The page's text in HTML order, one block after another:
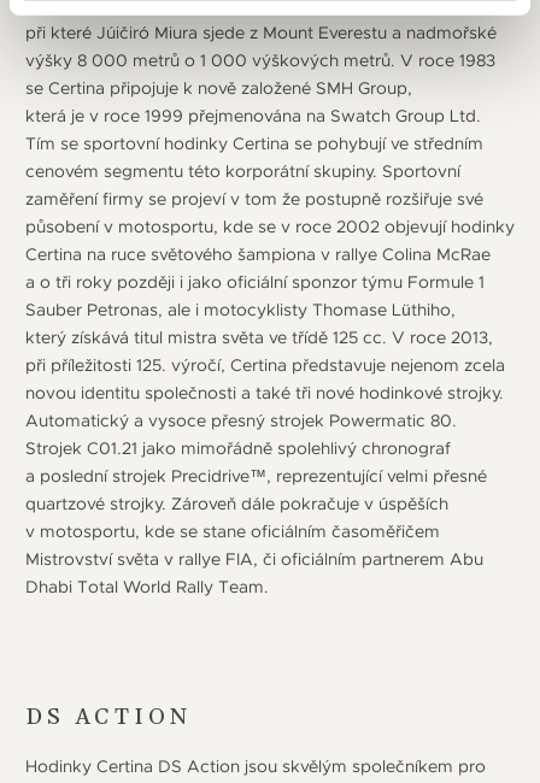
Certina doprovázejí japonskou expedici na Mount Everest,
při které Júičiró Miura sjede z Mount Everestu a nadmořské
výšky 8 000 metrů o 1 000 výškových metrů. V roce 1983
se Certina připojuje k nově založené SMH Group,
která je v roce 1999 přejmenována na Swatch Group Ltd.
Tím se sportovní hodinky Certina se pohybují ve středním
cenovém segmentu této korporátní skupiny. Sportovní
zaměření firmy se projeví v tom že postupně rozšiřuje své
působení v motosportu, kde se v roce 2002 objevují hodinky
Certina na ruce světového šampiona v rallye Colina McRae
a o tři roky později i jako oficiální sponzor týmu Formule 1
Sauber Petronas, ale i motocyklisty Thomase Lüthiho,
který získává titul mistra světa ve třídě 125 cc. V roce 2013,
při příležitosti 125. výročí, Certina představuje nejenom zcela
novou identitu společnosti a také tři nové hodinkové strojky.
Automatický a vysoce přesný strojek Powermatic 80.
Strojek C01.21 jako mimořádně spolehlivý chronograf
a poslední strojek Precidrive™, reprezentující velmi přesné
quartzové strojky. Zároveň dále pokračuje v úspěších
v motosportu, kde se stane oficiálním časoměřičem
Mistrovství světa v rallye FIA, či oficiálním partnerem Abu
Dhabi Total World Rally Team.
DS ACTION
Hodinky Certina DS Action jsou skvělým společníkem pro